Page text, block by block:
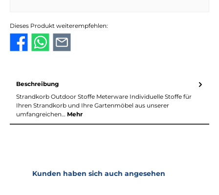
Dieses Produkt weiterempfehlen:
Beschreibung
Strandkorb Outdoor Stoffe Meterware Individuelle Stoffe für
Ihren Strandkorb und Ihre Gartenmöbel aus unserer
umfangreichen… Mehr
Produktgalerie überspringen
Kunden haben sich auch angesehen